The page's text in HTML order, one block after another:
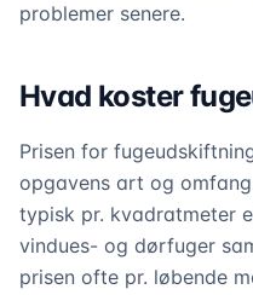
problemer senere.
Hvad koster
Prisen for
opgavens art og
typisk pr. kvadratmeter
vindues- og dørfuger
prisen ofte pr. løbende